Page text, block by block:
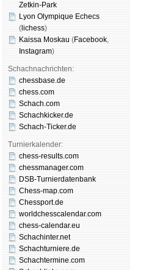
Zetkin-Park
Lyon Olympique Echecs
( lichess)
Kaissa Moskau (Face­book,
Insta­gram)
Schachnachrichten:
chessbase.de
chess.com
Schach.com
Schachkicker.de
Schach-Ticker.de
Turnierkalender:
chess-results.com
chessmanager.com
DSB-Turnierdatenbank
Chess-map.com
Chessport.de
worldchesscalendar.com
chess-calendar.eu
Schachinter.net
Schachturniere.de
Schachtermine.com